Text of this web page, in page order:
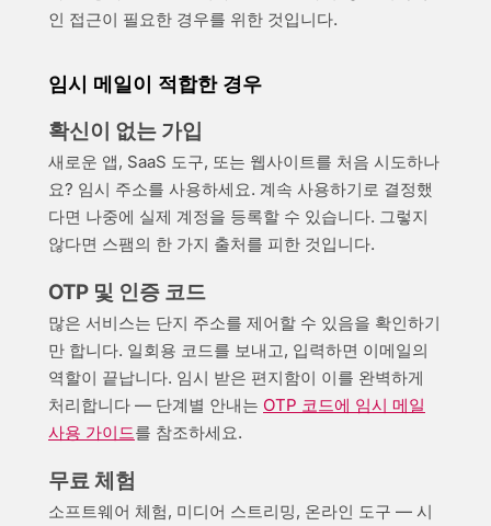
인 접근이 필요한 경우를 위한 것입니다.
임시 메일이 적합한 경우
확신이 없는 가입
새로운 앱, SaaS 도구, 또는 웹사이트를 처음 시도하나
요? 임시 주소를 사용하세요. 계속 사용하기로 결정했
다면 나중에 실제 계정을 등록할 수 있습니다. 그렇지
않다면 스팸의 한 가지 출처를 피한 것입니다.
OTP 및 인증 코드
많은 서비스는 단지 주소를 제어할 수 있음을 확인하기
만 합니다. 일회용 코드를 보내고, 입력하면 이메일의
역할이 끝납니다. 임시 받은 편지함이 이를 완벽하게
처리합니다 — 단계별 안내는 OTP 코드에 임시 메일
사용 가이드를 참조하세요.
무료 체험
소프트웨어 체험, 미디어 스트리밍, 온라인 도구 — 시